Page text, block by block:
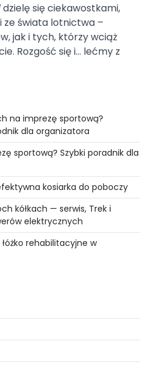
dzielę się ciekawostkami,
ze świata lotnictwa –
jak i tych, którzy wciąż
Rozgość się i… lećmy z
na imprezę sportową?
dla organizatora
sportową? Szybki poradnik dla
kosiarka do poboczy
kółkach — serwis, Trek i
elektrycznych
rehabilitacyjne w